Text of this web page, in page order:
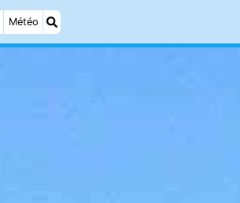
Météo